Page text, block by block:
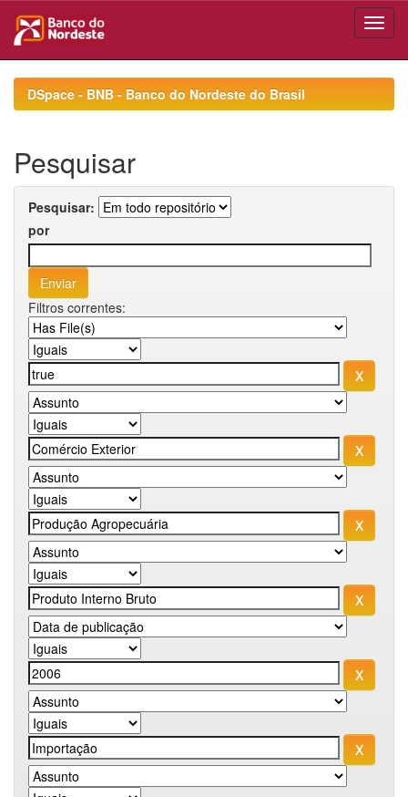
navigationDSpace - BNB - Banco do Nordeste do Brasil
Pesquisar
Pesquisar:
por
Filtros correntes: